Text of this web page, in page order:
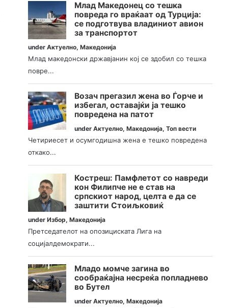
Млад Македонец со тешка
повреда го враќаат од Турција:
се подготвува владиниот авион
за транспортот
underАктуелно,Македонија
Млад македонски државјанин кој се здобил со тешка
повре...
Возач прегазил жена во Ѓорче и
избегал, оставајќи ја тешко
повредена на патот
underАктуелно,Македонија,Топ вести
Четириесет и осумгодишна жена е тешко повредена
откако...
Костреш: Памфлетот со навреди
кон Филипче не е став на
српскиот народ, целта е да се
заштити Стоиљковиќ
underИзбор,Македонија
Претседателот на опозициската Лига на
социјалдемократи...
Младо момче загина во
сообраќајна несреќа попладнево
во Бутел
underАктуелно,Македонија